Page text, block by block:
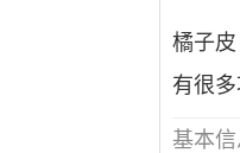
橘子
有很
基本信